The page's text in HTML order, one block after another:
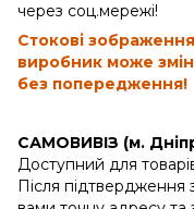
через соц.мережі!
Стокові
виробник може
без попередження!
САМОВИВІЗ (м.
Доступний для
Після